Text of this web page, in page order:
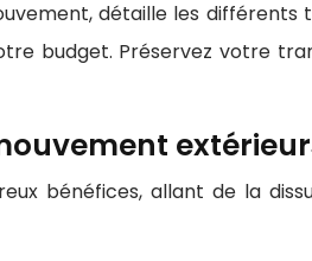
détaille les différents
budget. Préservez votre
bénéfices, allant de la